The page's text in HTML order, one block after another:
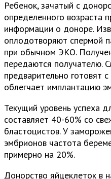
Ребенок, зачатый с
определенного возраста
информации о доноре.
оплодотворяют спермой
при обычном ЭКО.
передаются получателю.
предварительно готовят
облегчает имплантацию
Текущий уровень успеха
составляет 40-60% со
бластоцистов. У
эмбрионов частота
примерно на 20%.
Донорство яйцеклеток в